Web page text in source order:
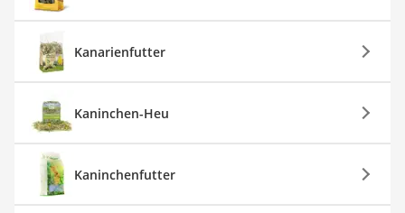
Kanarienfutter
Kaninchen-Heu
Kaninchenfutter